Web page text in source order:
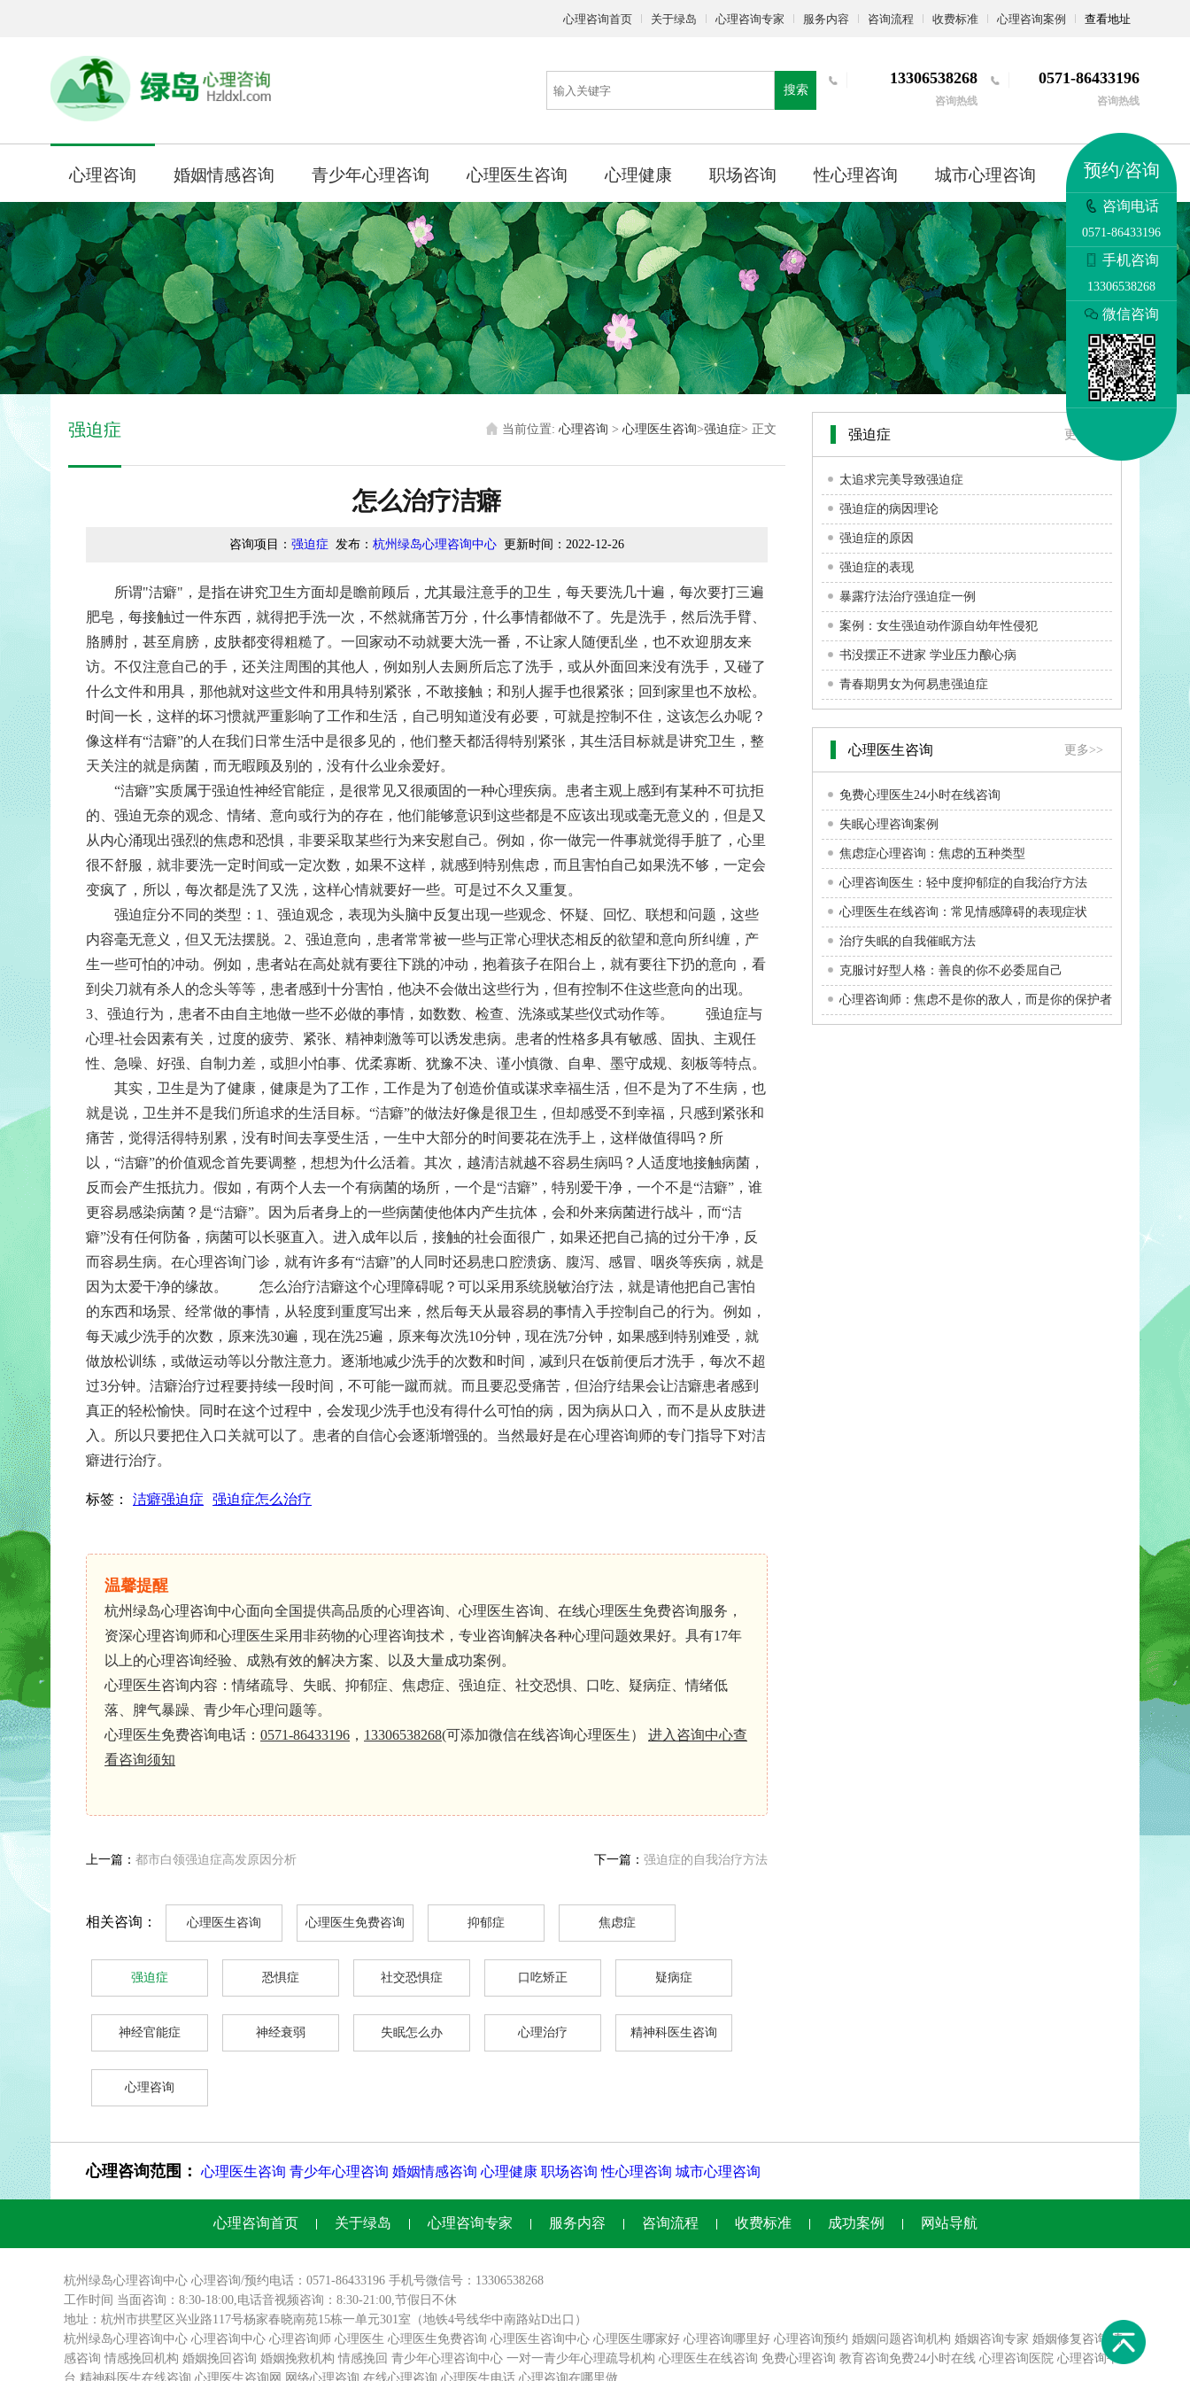
心理咨询首页 关于绿岛 心理咨询专家 服务内容 咨询流程 收费标准 心理咨询案例 查看地址
搜索
13306538268
咨询热线
0571-86433196
咨询热线
心理咨询 婚姻情感咨询 青少年心理咨询 心理医生咨询 心理健康 职场咨询 性心理咨询 城市心理咨询 更多
强迫症 当前位置: 心理咨询 > 心理医生咨询>强迫症> 正文
怎么治疗洁癖
咨询项目： 强迫症 发布： 杭州绿岛心理咨询中心 更新时间： 2022-12-26
所谓"洁癖"，是指在讲究卫生方面却是瞻前顾后，尤其最注意手的卫生，每天要洗几十遍，每次要打三遍
肥皂，每接触过一件东西，就得把手洗一次，不然就痛苦万分，什么事情都做不了。先是洗手，然后洗手臂、
胳膊肘，甚至肩膀，皮肤都变得粗糙了。一回家动不动就要大洗一番，不让家人随便乱坐，也不欢迎朋友来
访。不仅注意自己的手，还关注周围的其他人，例如别人去厕所后忘了洗手，或从外面回来没有洗手，又碰了
什么文件和用具，那他就对这些文件和用具特别紧张，不敢接触；和别人握手也很紧张；回到家里也不放松。
时间一长，这样的坏习惯就严重影响了工作和生活，自己明知道没有必要，可就是控制不住，这该怎么办呢？
像这样有“洁癖”的人在我们日常生活中是很多见的，他们整天都活得特别紧张，其生活目标就是讲究卫生，整
天关注的就是病菌，而无暇顾及别的，没有什么业余爱好。
“洁癖”实质属于强迫性神经官能症，是很常见又很顽固的一种心理疾病。患者主观上感到有某种不可抗拒
的、强迫无奈的观念、情绪、意向或行为的存在，他们能够意识到这些都是不应该出现或毫无意义的，但是又
从内心涌现出强烈的焦虑和恐惧，非要采取某些行为来安慰自己。例如，你一做完一件事就觉得手脏了，心里
很不舒服，就非要洗一定时间或一定次数，如果不这样，就感到特别焦虑，而且害怕自己如果洗不够，一定会
变疯了，所以，每次都是洗了又洗，这样心情就要好一些。可是过不久又重复。
强迫症分不同的类型：1、强迫观念，表现为头脑中反复出现一些观念、怀疑、回忆、联想和问题，这些
内容毫无意义，但又无法摆脱。2、强迫意向，患者常常被一些与正常心理状态相反的欲望和意向所纠缠，产
生一些可怕的冲动。例如，患者站在高处就有要往下跳的冲动，抱着孩子在阳台上，就有要往下扔的意向，看
到尖刀就有杀人的念头等等，患者感到十分害怕，他决不会做出这些行为，但有控制不住这些意向的出现。
3、强迫行为，患者不由自主地做一些不必做的事情，如数数、检查、洗涤或某些仪式动作等。
强迫症与
心理-社会因素有关，过度的疲劳、紧张、精神刺激等可以诱发患病。患者的性格多具有敏感、固执、主观任
性、急噪、好强、自制力差，或胆小怕事、优柔寡断、犹豫不决、谨小慎微、自卑、墨守成规、刻板等特点。
其实，卫生是为了健康，健康是为了工作，工作是为了创造价值或谋求幸福生活，但不是为了不生病，也
就是说，卫生并不是我们所追求的生活目标。“洁癖”的做法好像是很卫生，但却感受不到幸福，只感到紧张和
痛苦，觉得活得特别累，没有时间去享受生活，一生中大部分的时间要花在洗手上，这样做值得吗？所
以，“洁癖”的价值观念首先要调整，想想为什么活着。其次，越清洁就越不容易生病吗？人适度地接触病菌，
反而会产生抵抗力。假如，有两个人去一个有病菌的场所，一个是“洁癖”，特别爱干净，一个不是“洁癖”，谁
更容易感染病菌？是“洁癖”。因为后者身上的一些病菌使他体内产生抗体，会和外来病菌进行战斗，而“洁
癖”没有任何防备，病菌可以长驱直入。进入成年以后，接触的社会面很广，如果还把自己搞的过分干净，反
而容易生病。在心理咨询门诊，就有许多有“洁癖”的人同时还易患口腔溃疡、腹泻、感冒、咽炎等疾病，就是
因为太爱干净的缘故。
怎么治疗洁癖这个心理障碍呢？可以采用系统脱敏治疗法，就是请他把自己害怕
的东西和场景、经常做的事情，从轻度到重度写出来，然后每天从最容易的事情入手控制自己的行为。例如，
每天减少洗手的次数，原来洗30遍，现在洗25遍，原来每次洗10分钟，现在洗7分钟，如果感到特别难受，就
做放松训练，或做运动等以分散注意力。逐渐地减少洗手的次数和时间，减到只在饭前便后才洗手，每次不超
过3分钟。洁癖治疗过程要持续一段时间，不可能一蹴而就。而且要忍受痛苦，但治疗结果会让洁癖患者感到
真正的轻松愉快。同时在这个过程中，会发现少洗手也没有得什么可怕的病，因为病从口入，而不是从皮肤进
入。所以只要把住入口关就可以了。患者的自信心会逐渐增强的。当然最好是在心理咨询师的专门指导下对洁
癖进行治疗。
标签： 洁癖强迫症 强迫症怎么治疗
温馨提醒
杭州绿岛心理咨询中心面向全国提供高品质的心理咨询、心理医生咨询、在线心理医生免费咨询服务，
资深心理咨询师和心理医生采用非药物的心理咨询技术，专业咨询解决各种心理问题效果好。具有17年
以上的心理咨询经验、成熟有效的解决方案、以及大量成功案例。
心理医生咨询内容：情绪疏导、失眠、抑郁症、焦虑症、强迫症、社交恐惧、口吃、疑病症、情绪低
落、脾气暴躁、青少年心理问题等。
心理医生免费咨询电话： 0571-86433196 ， 13306538268(可添加微信在线咨询心理医生） 进入咨询中心查
看咨询须知
上一篇： 都市白领强迫症高发原因分析 下一篇： 强迫症的自我治疗方法
相关咨询： 心理医生咨询 心理医生免费咨询 抑郁症 焦虑症
强迫症 恐惧症 社交恐惧症 口吃矫正 疑病症
神经官能症 神经衰弱 失眠怎么办 心理治疗 精神科医生咨询
心理咨询
强迫症 更多>>
太追求完美导致强迫症
强迫症的病因理论
强迫症的原因
强迫症的表现
暴露疗法治疗强迫症一例
案例：女生强迫动作源自幼年性侵犯
书没摆正不进家 学业压力酿心病
青春期男女为何易患强迫症
心理医生咨询 更多>>
免费心理医生24小时在线咨询
失眠心理咨询案例
焦虑症心理咨询：焦虑的五种类型
心理咨询医生：轻中度抑郁症的自我治疗方法
心理医生在线咨询：常见情感障碍的表现症状
治疗失眠的自我催眠方法
克服讨好型人格：善良的你不必委屈自己
心理咨询师：焦虑不是你的敌人，而是你的保护者
心理咨询范围： 心理医生咨询 青少年心理咨询 婚姻情感咨询 心理健康 职场咨询 性心理咨询 城市心理咨询
预约/咨询
咨询电话
0571-86433196
手机咨询
13306538268
微信咨询
心理咨询首页 关于绿岛 心理咨询专家 服务内容 咨询流程 收费标准 成功案例 网站导航
杭州绿岛心理咨询中心 心理咨询/预约电话：0571-86433196 手机号微信号：13306538268
工作时间 当面咨询：8:30-18:00,电话音视频咨询：8:30-21:00,节假日不休
地址：杭州市拱墅区兴业路117号杨家春晓南苑15栋一单元301室（地铁4号线华中南路站D出口）
杭州绿岛心理咨询中心 心理咨询中心 心理咨询师 心理医生 心理医生免费咨询 心理医生咨询中心 心理医生哪家好 心理咨询哪里好 心理咨询预约 婚姻问题咨询机构 婚姻咨询专家 婚姻修复咨询 情
感咨询 情感挽回机构 婚姻挽回咨询 婚姻挽救机构 情感挽回 青少年心理咨询中心 一对一青少年心理疏导机构 心理医生在线咨询 免费心理咨询 教育咨询免费24小时在线 心理咨询医院 心理咨询平
台 精神科医生在线咨询 心理医生咨询网 网络心理咨询 在线心理咨询 心理医生电话 心理咨询在哪里做